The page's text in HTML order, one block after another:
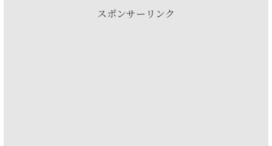
スポンサーリンク